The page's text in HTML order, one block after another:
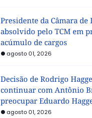
Presidente da Câmara de
absolvido pelo TCM em
acúmulo de cargos
agosto 01, 2026
Decisão de Rodrigo
continuar com Antônio
preocupar Eduardo
agosto 01, 2026